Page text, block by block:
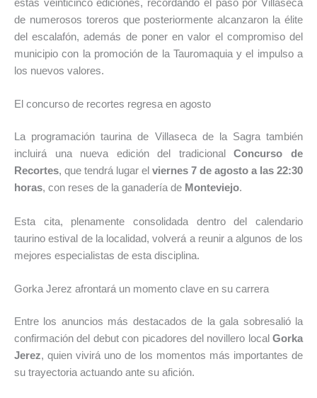
estas veinticinco ediciones, recordando el paso por Villaseca
de numerosos toreros que posteriormente alcanzaron la élite
del escalafón, además de poner en valor el compromiso del
municipio con la promoción de la Tauromaquia y el impulso a
los nuevos valores.
El concurso de recortes regresa en agosto
La programación taurina de Villaseca de la Sagra también
incluirá una nueva edición del tradicionalConcurso de
Recortes, que tendrá lugar el viernes 7 de agosto a las 22:30
horas, con reses de la ganadería de Monteviejo.
Esta cita, plenamente consolidada dentro del calendario
taurino estival de la localidad, volverá a reunir a algunos de los
mejores especialistas de esta disciplina.
Gorka Jerez afrontará un momento clave en su carrera
Entre los anuncios más destacados de la gala sobresalió la
confirmación del debut con picadores del novillero local Gorka
Jerez, quien vivirá uno de los momentos más importantes de
su trayectoria actuando ante su afición.